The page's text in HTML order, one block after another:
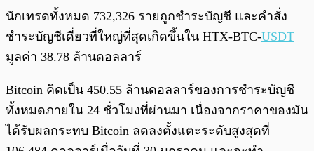
นักเทรดทั้งหมด 732,326 รายถูกชำระบัญชี และคำสั่ง
ชำระบัญชีเดี่ยวที่ใหญ่ที่สุดเกิดขึ้นใน HTX-BTC-USDT
มูลค่า 38.78 ล้านดอลลาร์
Bitcoin คิดเป็น 450.55 ล้านดอลลาร์ของการชำระบัญชี
ทั้งหมดภายใน 24 ชั่วโมงที่ผ่านมา เนื่องจากราคาของมัน
ได้รับผลกระทบ Bitcoin ลดลงตั้งแตะระดับสูงสุดที่